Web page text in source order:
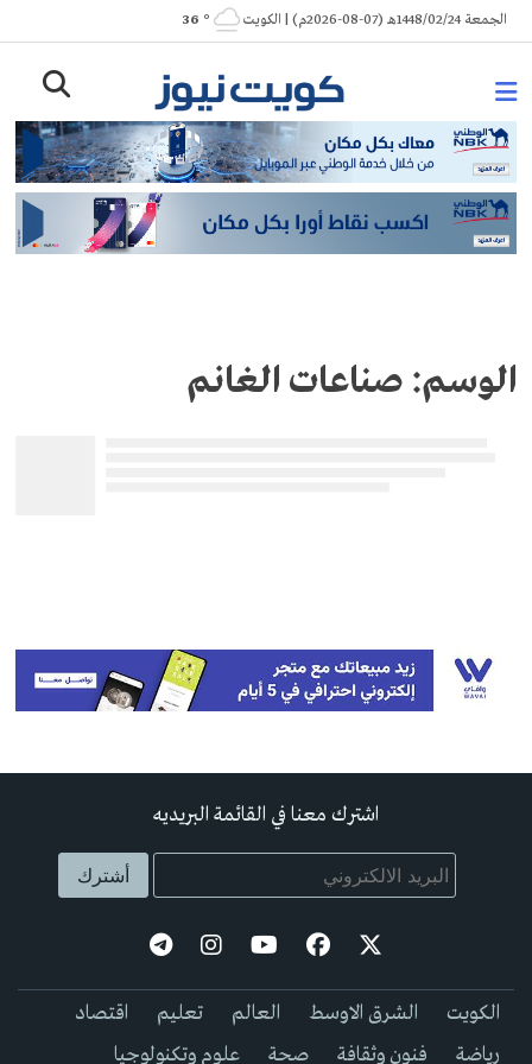
Skip
to
الجمعة 1448/02/24هـ (07-08-2026م) | الكويت ° 36
الوسم: صناعات الغانم
اشترك معنا في القائمة البريديه
الكويت الشرق الاوسط العالم تعليم
اقتصاد
رياضة
فنون وثقافة صحة علوم وتكنولوجيا